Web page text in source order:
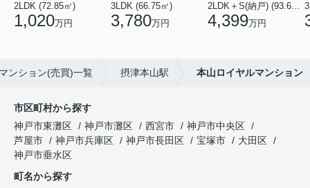
2LDK (72.85㎡)
1,020万円
3LDK (66.75㎡)
3,780万円
2LDK＋S(納戸) (93.60㎡)
4,399万円
ンション(売買)一覧 摂津本山駅 本山ロイヤルマンション
市区町村から探す
神戸市東灘区
神戸市灘区 西宮市
神戸市中央区
芦屋市
神戸市兵庫区 神戸市長田区 宝塚市
大田区
神戸市垂水区
町名から探す